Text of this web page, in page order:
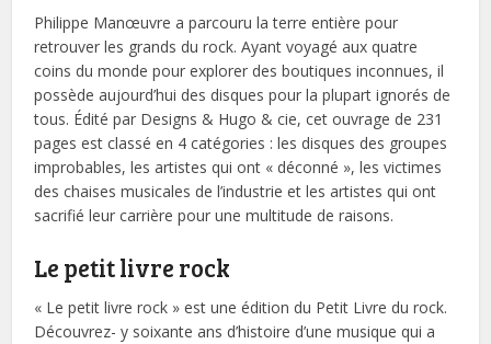
Philippe Manœuvre a parcouru la terre entière pour
retrouver les grands du rock. Ayant voyagé aux quatre
coins du monde pour explorer des boutiques inconnues, il
possède aujourd’hui des disques pour la plupart ignorés de
tous. Édité par Designs & Hugo & cie, cet ouvrage de 231
pages est classé en 4 catégories : les disques des groupes
improbables, les artistes qui ont « déconné », les victimes
des chaises musicales de l’industrie et les artistes qui ont
sacrifié leur carrière pour une multitude de raisons.
Le petit livre rock
« Le petit livre rock » est une édition du Petit Livre du rock.
Découvrez- y soixante ans d’histoire d’une musique qui a